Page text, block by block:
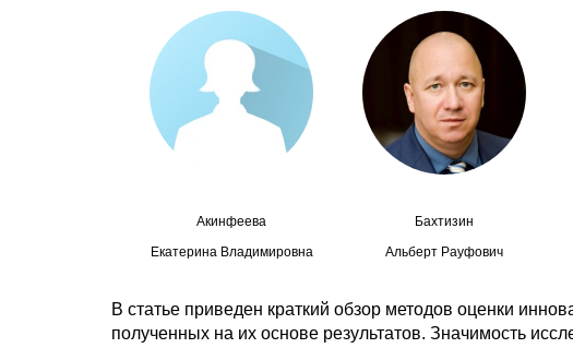
Акинфеева
Екатерина Владимировна
Бахтизин
Альберт Рауфович
В статье приведен краткий обзор методов оценки
полученных на их основе результатов. Значимость